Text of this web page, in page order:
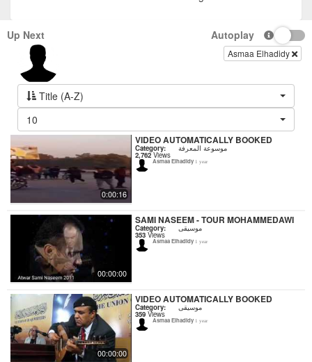
Up Next Autoplay
Asmaa Elhadidy
Title (A-Z)
10
0:00:16
VIDEO AUTOMATICALLY BOOKED
Category: موسوعة المعرفة
2,762Views
Asmaa Elhadidy 1 year
00:00:00
SAMI NASEEM - TOUR MOHAMMEDAWI
Category: موسيقى
353 Views
Asmaa Elhadidy 1 year
00:00:00
VIDEO AUTOMATICALLY BOOKED
Category: موسيقى
359 Views
Asmaa Elhadidy 1 year